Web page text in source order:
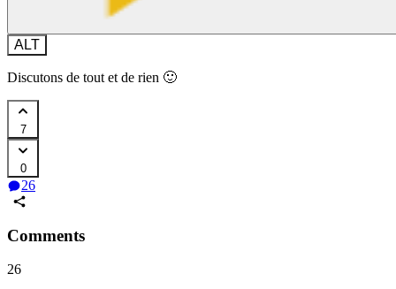
ALT
Discutons de tout et de rien 🙂
7
0
26
Comments
26